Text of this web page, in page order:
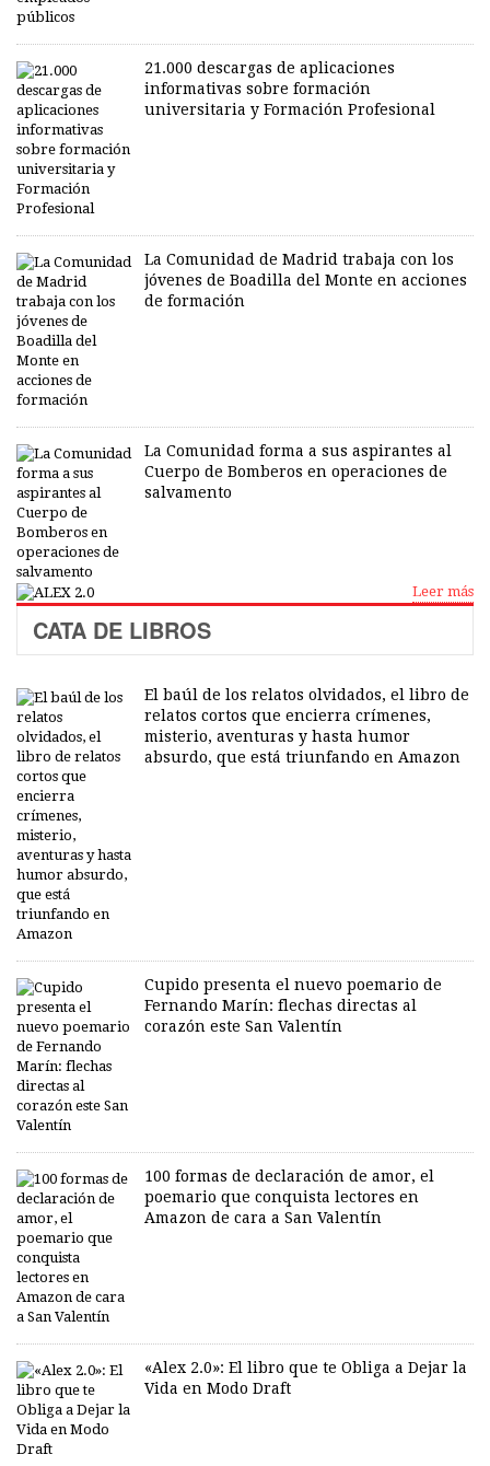
21.000 descargas de aplicaciones
informativas sobre formación
universitaria y Formación Profesional
La Comunidad de Madrid trabaja con los
jóvenes de Boadilla del Monte en acciones
de formación
La Comunidad forma a sus aspirantes al
Cuerpo de Bomberos en operaciones de
salvamento
Leer más
CATA DE LIBROS
El baúl de los relatos olvidados, el libro de
relatos cortos que encierra crímenes,
misterio, aventuras y hasta humor
absurdo, que está triunfando en Amazon
Cupido presenta el nuevo poemario de
Fernando Marín: flechas directas al
corazón este San Valentín
100 formas de declaración de amor, el
poemario que conquista lectores en
Amazon de cara a San Valentín
«Alex 2.0»: El libro que te Obliga a Dejar la
Vida en Modo Draft